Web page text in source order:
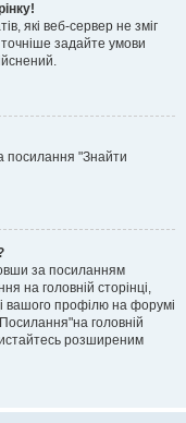
які веб-сервер не зміг
задайте умови
посилання "Знайти
за посиланням
на головній сторінці,
вашого профілю на форумі
головній
розширеним